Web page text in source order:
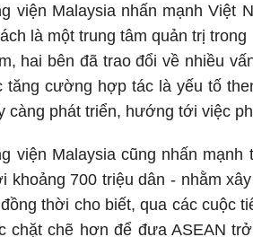
viện Malaysia nhấn mạnh Việt
là một trung tâm quản trị
hai bên đã trao đổi về nhiều
tăng cường hợp tác là yếu tố
càng phát triển, hướng tới việc
viện Malaysia cũng nhấn
khoảng 700 triệu dân - nhằm
thời cho biết, qua các cuộc
chặt chẽ hơn để đưa ASEAN